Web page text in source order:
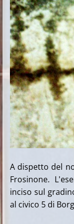
A dispetto del
Frosinone.
inciso sul
al civico 5 di